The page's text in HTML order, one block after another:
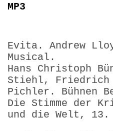
MP3
Evita. Andrew
Musical.
Hans Christoph
Stiehl, Friedrich
Pichler. Bühnen
Die Stimme der
und die Welt, 13.